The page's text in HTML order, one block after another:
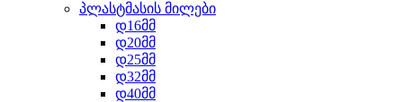
პლასტმასის მილები
დ16მმ
დ20მმ
დ25მმ
დ32მმ
დ40მმ